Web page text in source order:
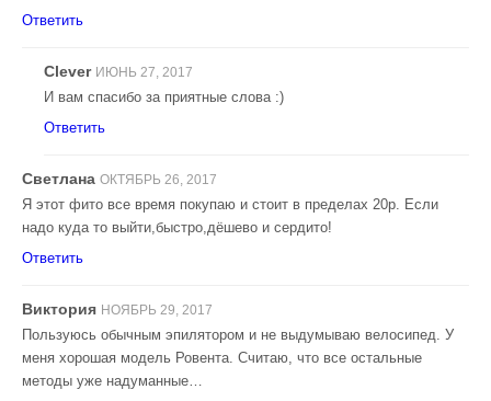
Ответить
Clever ИЮНЬ 27, 2017
И вам спасибо за приятные слова :)
Ответить
Светлана ОКТЯБРЬ 26, 2017
Я этот фито все время покупаю и стоит в пределах 20р. Если
надо куда то выйти,быстро,дёшево и сердито!
Ответить
Виктория НОЯБРЬ 29, 2017
Пользуюсь обычным эпилятором и не выдумываю велосипед. У
меня хорошая модель Ровента. Считаю, что все остальные
методы уже надуманные…